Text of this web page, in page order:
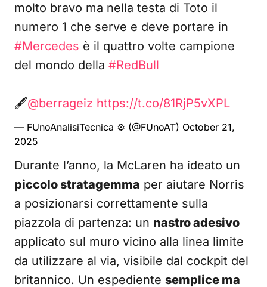
molto bravo ma nella testa di Toto il
numero 1 che serve e deve portare in
#Mercedes è il quattro volte campione
del mondo della #RedBull
🖋️@berrageiz https://t.co/81RjP5vXPL
— FUnoAnalisiTecnica ⚙️ (@FUnoAT) October 21,
2025
Durante l’anno, la McLaren ha ideato un
piccolo stratagemma per aiutare Norris
a posizionarsi correttamente sulla
piazzola di partenza: un nastro adesivo
applicato sul muro vicino alla linea limite
da utilizzare al via, visibile dal cockpit del
britannico. Un espediente semplice ma